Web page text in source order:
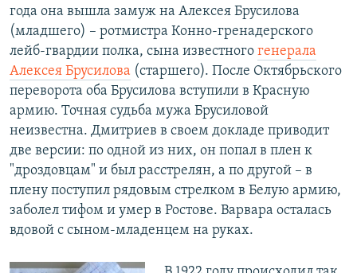
года она вышла замуж на Алексея Брусилова
(младшего) – ротмистра Конно-гренадерского
лейб-гвардии полка, сына известного генерала
Алексея Брусилова (старшего). После Октябрьского
переворота оба Брусилова вступили в Красную
армию. Точная судьба мужа Брусиловой
неизвестна. Дмитриев в своем докладе приводит
две версии: по одной из них, он попал в плен к
"дроздовцам" и был расстрелян, а по другой – в
плену поступил рядовым стрелком в Белую армию,
заболел тифом и умер в Ростове. Варвара осталась
вдовой с сыном-младенцем на руках.